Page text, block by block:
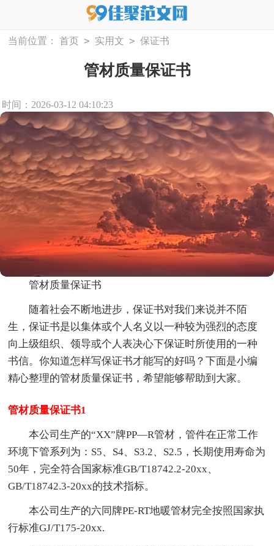
当前位置： 首页 > 实用文 > 保证书
管材质量保证书
时间：2026-03-12 04:10:23
管材质量保证书
随着社会不断地进步，保证书对我们来说并不陌
生，保证书是以集体或个人名义以一种较为强烈的态度
向上级组织、领导或个人表决心下保证时所使用的一种
书信。你知道怎样写保证书才能写的好吗？下面是小编
精心整理的管材质量保证书，希望能够帮助到大家。
管材质量保证书1
本公司生产的“XX”牌PP—R管材，管件在正常工作
环境下管系列为：S5、S4、S3.2、S2.5，长期使用寿命为
50年，完全符合国家标准GB/T18742.2-20xx、
GB/T18742.3-20xx的技术指标。
本公司生产的六同牌PE-RT地暖管材完全按照国家执
行标准GJ/T175-20xx.